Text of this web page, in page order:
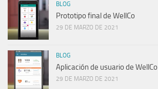
BLOG
Prototipo final de WellCo
29 DE MARZO DE 2021
BLOG
Aplicación de usuario de WellCo
29 DE MARZO DE 2021